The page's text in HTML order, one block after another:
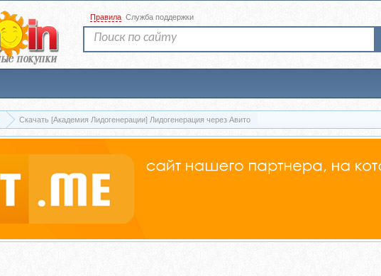
Правила Служба поддержки
Скачать [Академия Лидогенерации] Лидогенерация через Авито